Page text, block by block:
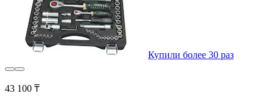
Купили более 30 раз
43 100 ₸